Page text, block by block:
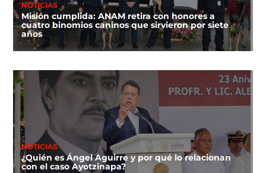
NOTICIAS
Misión cumplida: ANAM retira con honores a
cuatro binomios caninos que sirvieron por siete
años
NOTICIAS
¿Quién es Ángel Aguirre y por qué lo relacionan
con el caso Ayotzinapa?